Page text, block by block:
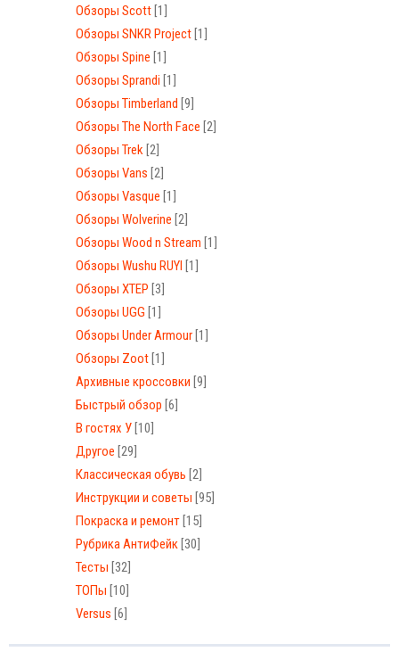
Обзоры Scott [1]
Обзоры SNKR Project [1]
Обзоры Spine [1]
Обзоры Sprandi [1]
Обзоры Timberland [9]
Обзоры The North Face [2]
Обзоры Trek [2]
Обзоры Vans [2]
Обзоры Vasque [1]
Обзоры Wolverine [2]
Обзоры Wood n Stream [1]
Обзоры Wushu RUYI [1]
Обзоры XTEP [3]
Обзоры UGG [1]
Обзоры Under Armour [1]
Обзоры Zoot [1]
Архивные кроссовки [9]
Быстрый обзор [6]
В гостях У [10]
Другое [29]
Классическая обувь [2]
Инструкции и советы [95]
Покраска и ремонт [15]
Рубрика АнтиФейк [30]
Тесты [32]
ТОПы [10]
Versus [6]